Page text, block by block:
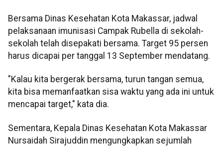
Bersama Dinas Kesehatan Kota Makassar, jadwal
pelaksanaan imunisasi Campak Rubella di sekolah-
sekolah telah disepakati bersama. Target 95 persen
harus dicapai per tanggal 13 September mendatang.
"Kalau kita bergerak bersama, turun tangan semua,
kita bisa memanfaatkan sisa waktu yang ada ini untuk
mencapai target," kata dia.
Sementara, Kepala Dinas Kesehatan Kota Makassar
Nursaidah Sirajuddin mengungkapkan sejumlah